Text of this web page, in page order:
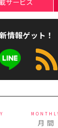
情報ゲット！
月 間